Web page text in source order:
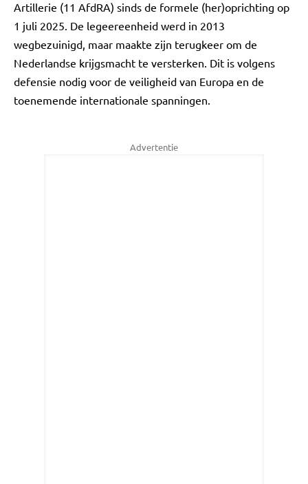
Artillerie (11 AfdRA) sinds de formele (her)oprichting op
1 juli 2025. De legeereenheid werd in 2013
wegbezuinigd, maar maakte zijn terugkeer om de
Nederlandse krijgsmacht te versterken. Dit is volgens
defensie nodig voor de veiligheid van Europa en de
toenemende internationale spanningen.
Advertentie